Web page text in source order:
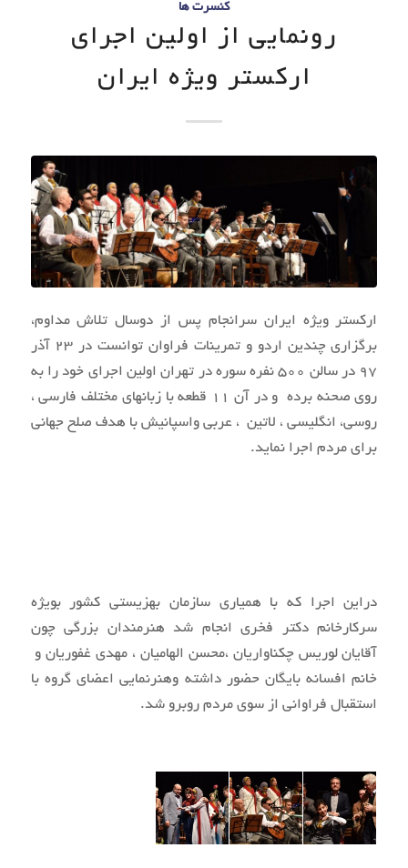
کنسرت ها
رونمایی از اولین اجرای
ارکستر ویژه ایران
ارکستر ویژه ایران سرانجام پس از دوسال تلاش مداوم،
برگزاری چندین اردو و تمرینات فراوان توانست در 23 آذر
97 در سالن 500 نفره سوره در تهران اولین اجرای خود را به
روی صحنه برده و در آن 11 قطعه با زبانهای مختلف فارسی ،
روسی، انگلیسی ، لاتین ، عربی واسپانیش با هدف صلح جهانی
برای مردم اجرا نماید.
دراین اجرا که با همیاری سازمان بهزیستی کشور بویژه
سرکارخانم دکتر فخری انجام شد هنرمندان بزرگی چون
آقایان لوریس چکناواریان ،محسن الهامیان ، مهدی غفوریان و
خانم افسانه بایگان حضور داشته وهنرنمایی اعضای گروه با
استقبال فراوانی از سوی مردم روبرو شد.